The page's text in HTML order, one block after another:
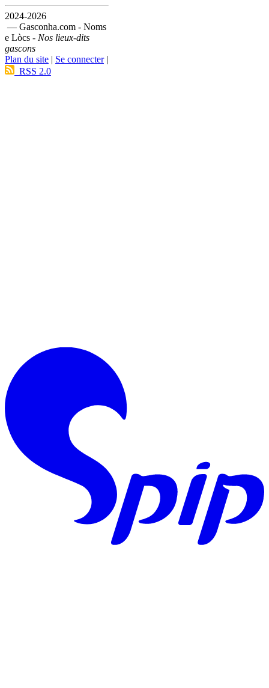
2024-2026
— Gasconha.com - Noms
e Lòcs - Nos lieux-dits
gascons
Plan du site | Se connecter|
RSS 2.0